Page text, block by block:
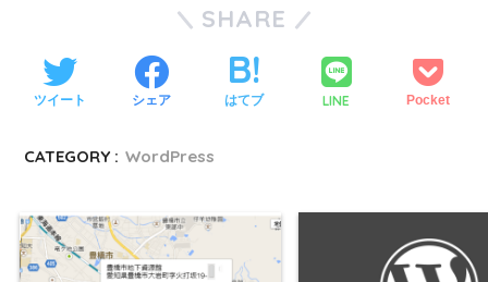
SHARE
ツイート シェア はてブ LINE Pocket
CATEGORY : WordPress